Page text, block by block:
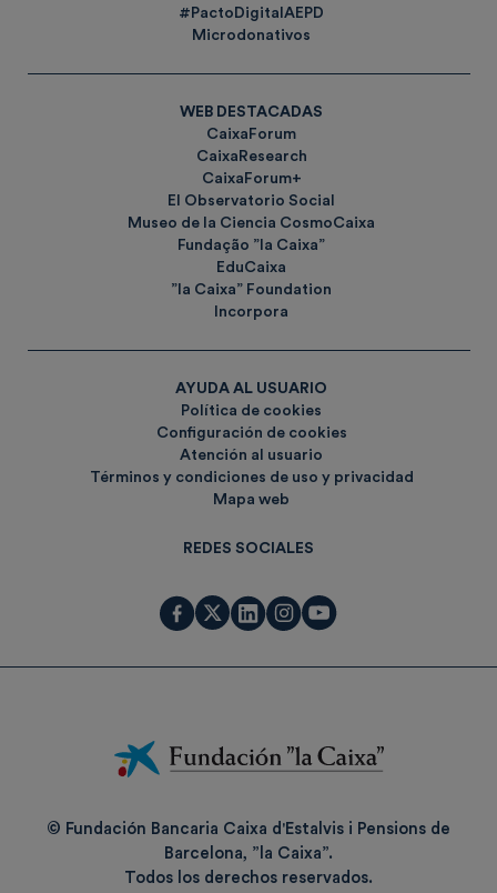
#PactoDigitalAEPD
Microdonativos
WEB DESTACADAS
CaixaForum
CaixaResearch
CaixaForum+
El Observatorio Social
Museo de la Ciencia CosmoCaixa
Fundação ”la Caixa”
EduCaixa
”la Caixa” Foundation
Incorpora
AYUDA AL USUARIO
Política de cookies
Configuración de cookies
Atención al usuario
Términos y condiciones de uso y privacidad
Mapa web
REDES SOCIALES
Fundación
La
© Fundación Bancaria Caixa d'Estalvis i Pensions de
Barcelona, ”la Caixa”.
Todos los derechos reservados.